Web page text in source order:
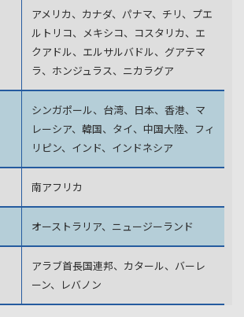
アメリカ、カナダ、パナマ、チリ、プエ
ルトリコ、メキシコ、 コスタリカ、エ
クアドル、エルサルバドル、グアテマ
ラ、 ホンジュラス、ニカラグア
シンガポール、台湾、日本、香港、マ
レーシア、韓国、 タイ、中国大陸、フィ
リピン、インド、インドネシア
南アフリカ
オーストラリア、ニュージーランド
アラブ首長国連邦、カタール、バーレ
ーン、レバノン